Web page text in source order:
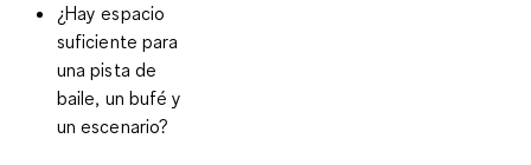
¿Hay espacio
suficiente para
una pista de
baile, un bufé y
un escenario?